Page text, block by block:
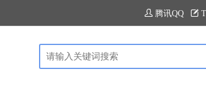
腾讯QQ